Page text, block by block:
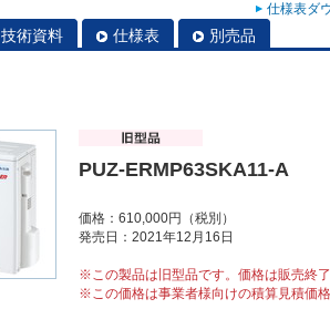
仕様表ダ
技術資料 仕様表 別売品
PUZ-ERMP63SKA11-A
価格：610,000円（税別）
発売日：2021年12月16日
※この製品は旧型品です。価格は販売終
※この価格は事業者様向けの積算見積価